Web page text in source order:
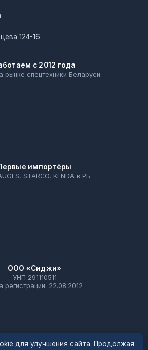
для улучшения сайта. Продолжая
124-16
с 2012 года
рынке спецтехники Беларуси
импортёры
STARCO, KENDA в РБ
ООО «Сиджи»
УНП 291110511
регистрации: 22.08.2012